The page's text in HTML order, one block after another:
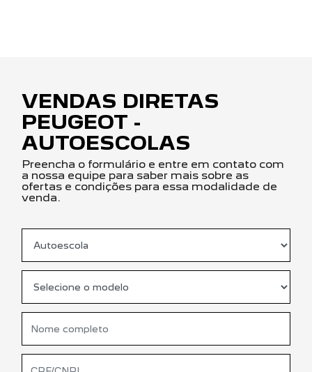
VENDAS DIRETAS
PEUGEOT -
AUTOESCOLAS
Preencha o formulário e entre em contato com
a nossa equipe para saber mais sobre as
ofertas e condições para essa modalidade de
venda.